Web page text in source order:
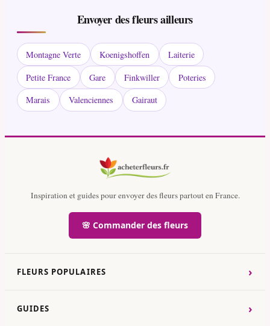
Envoyer des fleurs ailleurs
Montagne Verte Koenigshoffen
Laiterie
Petite France
Gare Finkwiller
Poteries
Marais
Valenciennes Gairaut
Inspiration et guides pour envoyer des fleurs partout en France.
🌸 Commander des fleurs
FLEURS POPULAIRES ›
GUIDES ›